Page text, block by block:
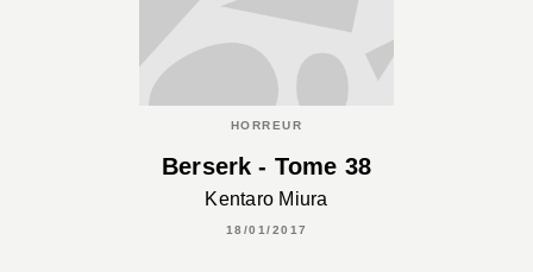
HORREUR
Berserk - Tome 38
Kentaro Miura
18/01/2017